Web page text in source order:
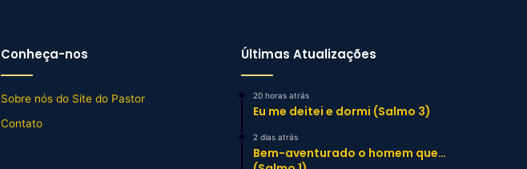
Conheça-nos
Sobre nós do Site do Pastor
Contato
Últimas Atualizações
20 horas atrás
Eu me deitei e dormi (Salmo 3)
2 dias atrás
Bem-aventurado o homem que…